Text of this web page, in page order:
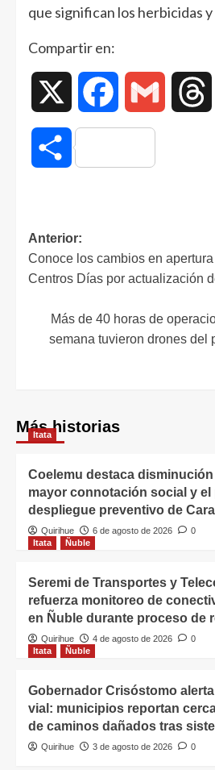
que significan los herbicidas
Compartir en:
Facebook Gmail
Compartir
Anterior:
Conoce los cambios en
Centros Días por actualización
Más de 40 horas de
semana tuvieron drones del
Más historias
Itata
Coelemu destaca
mayor connotación social y el
despliegue preventivo de
Quirihue 6 de agosto de 2026
0
Itata
Ñuble
Seremi de Transportes y
refuerza monitoreo de
en Ñuble durante proceso de
Quirihue 4 de agosto de 2026
0
Itata
Ñuble
Gobernador Crisóstomo
vial: municipios reportan
de caminos dañados tras
Quirihue 3 de agosto de 2026 0